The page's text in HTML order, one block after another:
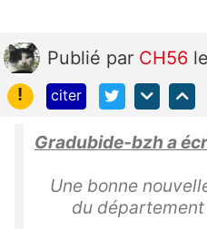
Publié par CH56
!
citer
Gradubide-bzh a
Une bonne
du département